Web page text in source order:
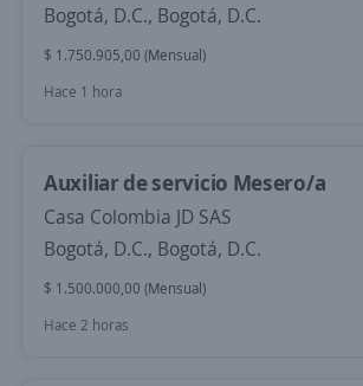
Bogotá, D.C., Bogotá, D.C.
$ 1.750.905,00 (Mensual)
Hace 1 hora
Auxiliar de servicio Mesero/a
Casa Colombia JD SAS
Bogotá, D.C., Bogotá, D.C.
$ 1.500.000,00 (Mensual)
Hace 2 horas